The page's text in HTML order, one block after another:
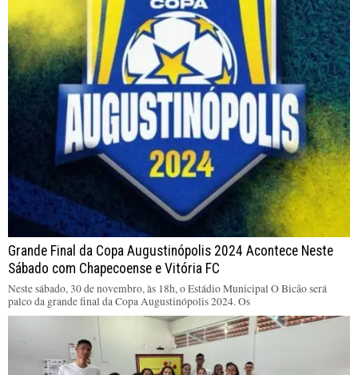
Grande Final da Copa Augustinópolis 2024 Acontece Neste
Sábado com Chapecoense e Vitória FC
Neste sábado, 30 de novembro, às 18h, o Estádio Municipal O Bicão será
palco da grande final da Copa Augustinópolis 2024. Os